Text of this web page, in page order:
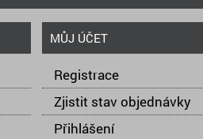
MŮJ ÚČET
Registrace
Zjistit stav objednávky
Přihlášení